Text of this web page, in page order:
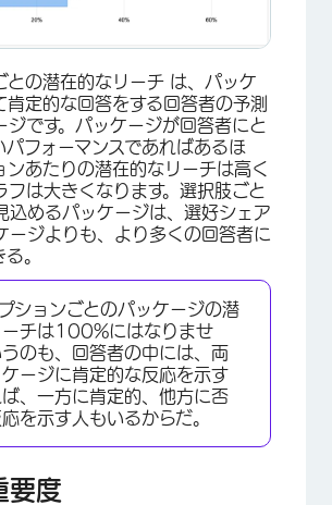
との潜在的なリーチ は、パッケ
肯定的な回答をする回答者の予測
ジです。パッケージが回答者にと
パフォーマンスであればあるほ
ンあたりの潜在的なリーチは高く
フは大きくなります。選択肢ごと
込めるパッケージは、選好シェア
ージよりも、より多くの回答者に
。
ションごとのパッケージの潜
ーチは100%にはなりませ
のも、回答者の中には、両
ージに肯定的な反応を示す
ば、一方に肯定的、他方に否
を示す人もいるからだ。
要度